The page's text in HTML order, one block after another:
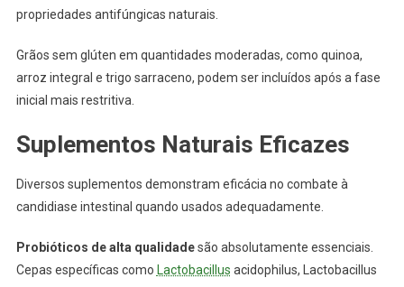
propriedades antifúngicas naturais.
Grãos sem glúten em quantidades moderadas, como quinoa,
arroz integral e trigo sarraceno, podem ser incluídos após a fase
inicial mais restritiva.
Suplementos Naturais Eficazes
Diversos suplementos demonstram eficácia no combate à
candidiase intestinal quando usados adequadamente.
Probióticos de alta qualidadesão absolutamente essenciais.
Cepas específicas como Lactobacillus acidophilus, Lactobacillus